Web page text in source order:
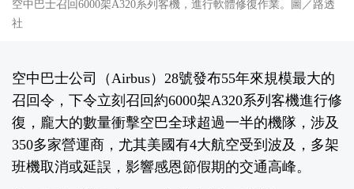
空中巴士召回6000架A320系列客機，進行軟體修復作業。圖／路透
社
空中巴士公司（Airbus）28號發布55年來規模最大的
召回令，下令立刻召回約6000架A320系列客機進行修
復，龐大的數量衝擊空巴全球超過一半的機隊，涉及
350多家營運商，尤其美國有4大航空受到波及，多架
班機取消或延誤，影響感恩節假期的交通高峰。